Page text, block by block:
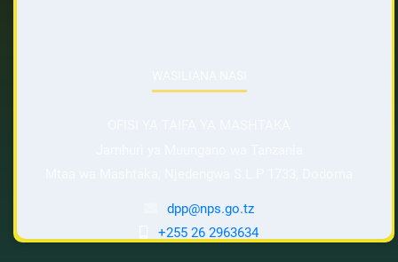
dpp@nps.go.tz
+255 26 2963634